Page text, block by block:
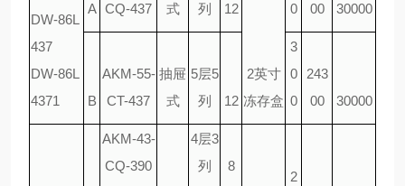
DW-86L
437
DW-86L
4371
A CQ-437
式
列
12
2英寸
冻存盒
0
00
30000
B
AKM-55-
CT-437
抽屉
式
5层5
列
12
3
0
0
243
00
30000
AKM-43-
CQ-390
4层3
列
8
2